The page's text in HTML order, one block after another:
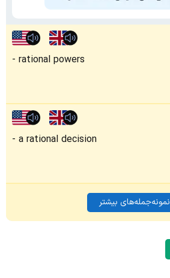
rational powers
a rational decision
نمونه‌جمله‌های بیشتر